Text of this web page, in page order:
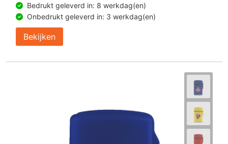
Bedrukt geleverd in: 8 werkdag(en)
Onbedrukt geleverd in: 3 werkdag(en)
Bekijken